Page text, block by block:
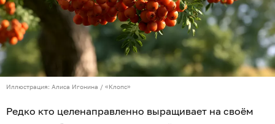
Иллюстрация: Алиса Игонина / «Клопс»
Редко кто целенаправленно выращивает на своём